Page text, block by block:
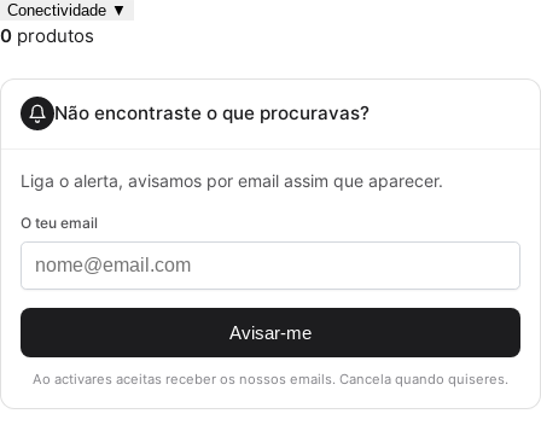
Conectividade ▼
0 produtos
Não encontraste o que procuravas?
Liga o alerta, avisamos por email assim que aparecer.
O teu email
Avisar-me
Ao activares aceitas receber os nossos emails. Cancela quando quiseres.